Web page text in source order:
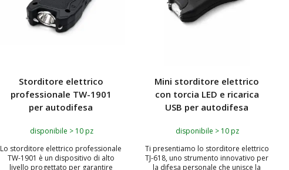
Storditore elettrico
professionale TW-1901
per autodifesa
disponibile > 10 pz
Lo storditore elettrico professionale
TW-1901 è un dispositivo di alto
livello progettato per garantire
Mini storditore elettrico
con torcia LED e ricarica
USB per autodifesa
disponibile > 10 pz
Ti presentiamo lo storditore elettrico
TJ-618, uno strumento innovativo per
la difesa personale che unisce la